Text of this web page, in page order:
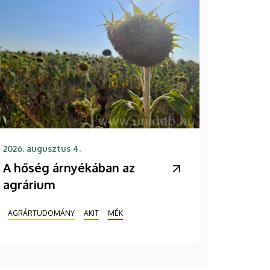
2026. augusztus 4.
A hőség árnyékában az
agrárium
AGRÁRTUDOMÁNY AKIT MÉK